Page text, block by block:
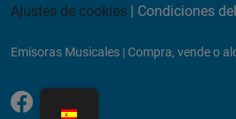
Ajustes de cookies | Condiciones
Emisoras Musicales | Compra, vende o